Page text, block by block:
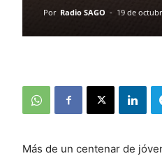
Por Radio SAGO - 19 de
Más de un centenar de